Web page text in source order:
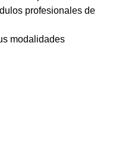
profesionales de
modalidades